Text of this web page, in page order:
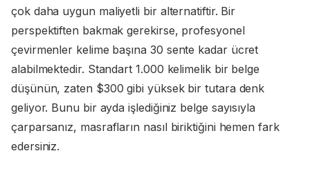
çok daha uygun maliyetli bir alternatiftir. Bir
perspektiften bakmak gerekirse, profesyonel
çevirmenler kelime başına 30 sente kadar ücret
alabilmektedir. Standart 1.000 kelimelik bir belge
düşünün, zaten $300 gibi yüksek bir tutara denk
geliyor. Bunu bir ayda işlediğiniz belge sayısıyla
çarparsanız, masrafların nasıl biriktiğini hemen fark
edersiniz.